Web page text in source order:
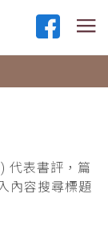
代表書評，篇
內容搜尋標題